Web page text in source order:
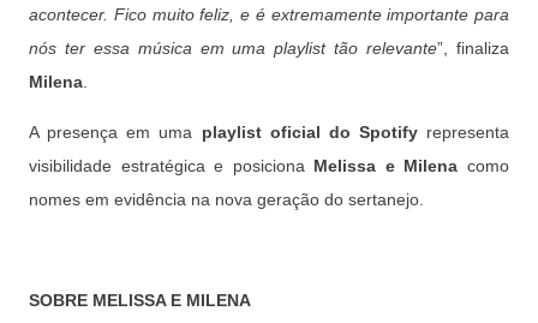
acontecer. Fico muito feliz, e é extremamente importante para
nós ter essa música em uma playlist tão relevante”, finaliza
Milena
A presença em uma playlist oficial do Spotifyrepresenta
visibilidade estratégica e posiciona Melissa e Milena como
nomes em evidência na nova geração do sertanejo.
SOBRE MELISSA E MILENA